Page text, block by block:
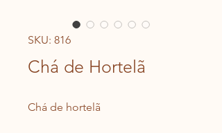
SKU: 816
Chá de Hortelã
Chá de hortelã